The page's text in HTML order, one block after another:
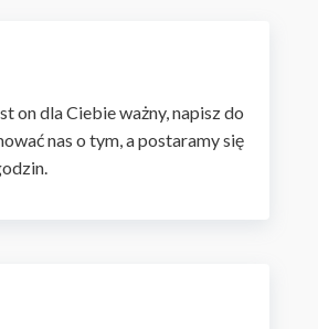
on dla Ciebie ważny, napisz do
nas o tym, a postaramy się